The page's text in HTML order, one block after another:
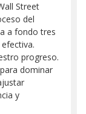
Street
del
a fondo tres
progreso.
dominar
y